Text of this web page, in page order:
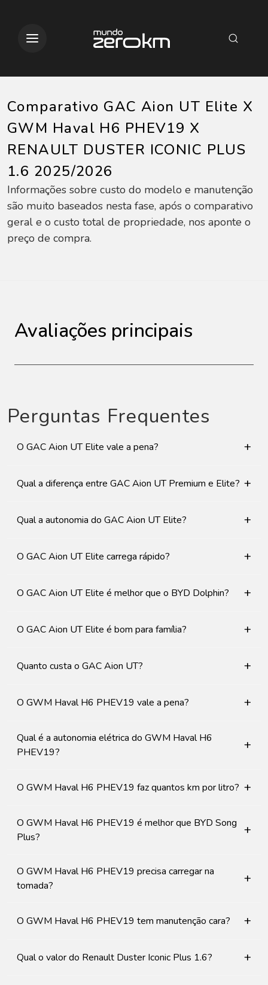
Comparativo GAC Aion UT Elite X
GWM Haval H6 PHEV19 X
RENAULT DUSTER ICONIC PLUS
1.6 2025/2026
Informações sobre custo do modelo e manutenção
são muito baseados nesta fase, após o comparativo
geral e o custo total de propriedade, nos aponte o
preço de compra.
Avaliações principais
Perguntas Frequentes
O GAC Aion UT Elite vale a pena? +
Qual a diferença entre GAC Aion UT Premium e Elite? +
Qual a autonomia do GAC Aion UT Elite? +
O GAC Aion UT Elite carrega rápido? +
O GAC Aion UT Elite é melhor que o BYD Dolphin? +
O GAC Aion UT Elite é bom para família? +
Quanto custa o GAC Aion UT? +
O GWM Haval H6 PHEV19 vale a pena? +
Qual é a autonomia elétrica do GWM Haval H6
PHEV19?
+
O GWM Haval H6 PHEV19 faz quantos km por litro? +
O GWM Haval H6 PHEV19 é melhor que BYD Song
Plus?
+
O GWM Haval H6 PHEV19 precisa carregar na
tomada?
+
O GWM Haval H6 PHEV19 tem manutenção cara? +
Qual o valor do Renault Duster Iconic Plus 1.6? +